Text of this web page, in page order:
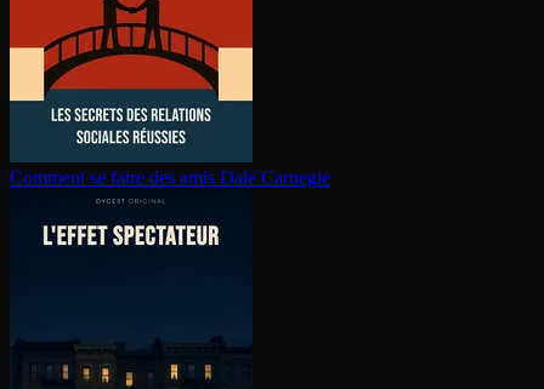
Comment se faire des amis Dale Carnegie